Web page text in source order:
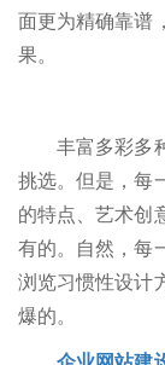
面更为精确靠谱
果。
丰富多彩多种
挑选。但是，每
的特点、艺术创
有的。自然，每
浏览习惯性设计
爆的。